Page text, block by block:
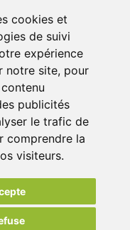
cookies et
de suivi
expérience
notre site, pour
publicités
le trafic de
comprendre la
visiteurs.
réservés